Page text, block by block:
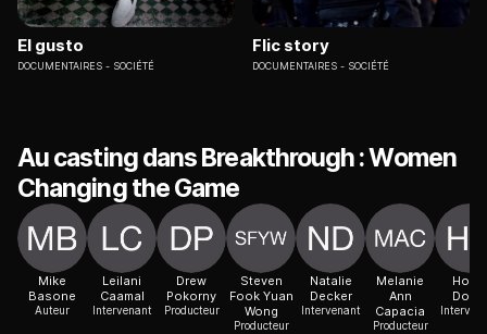
El gusto
DOCUMENTAIRES SOCIÉTÉ
Flic story
DOCUMENTAIRES SOCIÉTÉ
Au casting dans Breakthrough : Women
Changing the Game
Mike
Basone
Auteur
Leilani
Caamal
Intervenant
Drew
Pokorny
Producteur
Steven
Fook Yuan
Wong
Producteur
Natalie
Decker
Intervenant
Melanie
Ann
Capacia
Producteur
Hollie
Doyle